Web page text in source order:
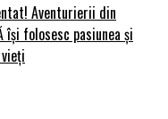
Aventurierii din
își folosesc pasiunea și